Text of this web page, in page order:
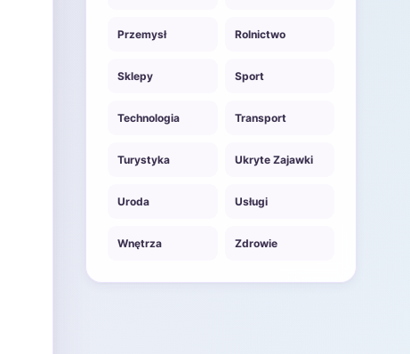
Przemysł Rolnictwo
Sklepy Sport
Technologia Transport
Turystyka Ukryte Zajawki
Uroda Usługi
Wnętrza Zdrowie